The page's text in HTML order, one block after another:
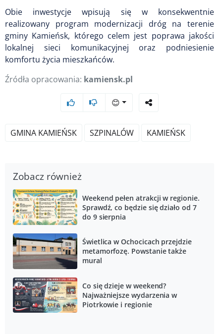
Obie inwestycje wpisują się w konsekwentnie
realizowany program modernizacji dróg na terenie
gminy Kamieńsk, którego celem jest poprawa jakości
lokalnej sieci komunikacyjnej oraz podniesienie
komfortu życia mieszkańców.
Źródła opracowania: kamiensk.pl
😊
GMINA KAMIEŃSK SZPINALÓW KAMIEŃSK
Zobacz również
Weekend pełen atrakcji w regionie.
Sprawdź, co będzie się działo od 7
do 9 sierpnia
Świetlica w Ochocicach przejdzie
metamorfozę. Powstanie także
mural
Co się dzieje w weekend?
Najważniejsze wydarzenia w
Piotrkowie i regionie